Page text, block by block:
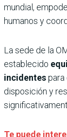
mundial,
humanos y
La sede de la
establecido
incidentespara
disposición y
Te puede